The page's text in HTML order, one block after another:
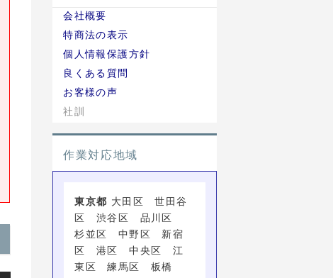
会社概要
特商法の表示
個人情報保護方針
良くある質問
お客様の声
社訓
作業対応地域
東京都 大田区 世田谷
区 渋谷区 品川区
杉並区 中野区 新宿
区 港区 中央区 江
東区 練馬区 板橋